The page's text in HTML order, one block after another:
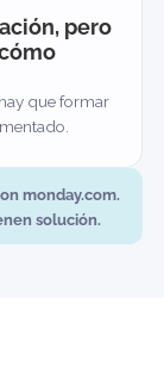
cómo
hay que formar